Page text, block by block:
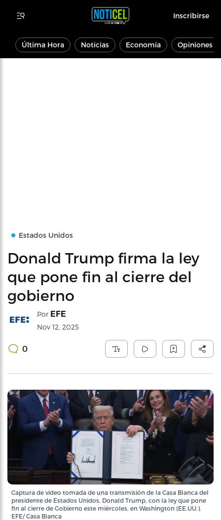
Inscribirse
Última Hora Noticias Economía Opiniones
Estados Unidos
Donald Trump firma la ley
que pone fin al cierre del
gobierno
Por EFE
Nov 12, 2025
0
Captura de video tomada de una transmisión de la Casa Blanca del
presidente de Estados Unidos, Donald Trump, con la ley que pone
fin al cierre de Gobierno este miércoles, en Washington (EE.UU.).
EFE/ Casa Blanca